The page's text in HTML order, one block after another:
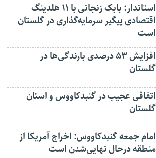
استاندار: بابک زنجانی با ۱۱ هلدینگ
اقتصادی پیگیر سرمایه‌گذاری در گلستان
است
افزایش ۵۳ درصدی بارندگی‌ها در
گلستان
اتفاقی عجیب در‌ گنبدکاووس و استان
گلستان
امام جمعه گنبدکاووس: اخراج آمریکا از
منطقه درحال نهایی‌شدن است